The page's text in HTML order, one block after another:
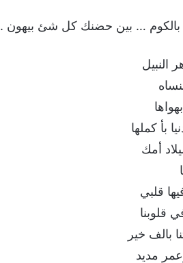
بالكوم … بين حضنك كل شئ بيهون .
النبيل
بأ كملها
أمك
قلبي
قلوبنا
بالف خير
مديد